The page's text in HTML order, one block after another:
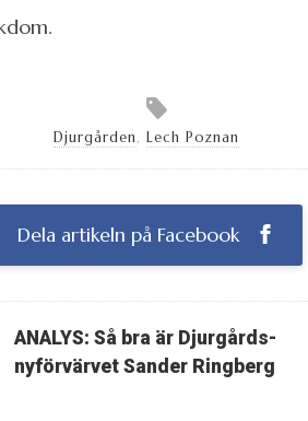
Djurgården, Lech Poznan
Dela artikeln på Facebook
ANALYS: Så bra är Djurgårds-
nyförvärvet Sander Ringberg